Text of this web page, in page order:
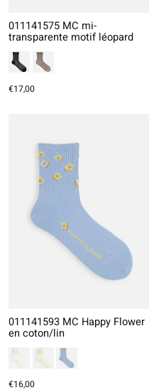
011141575 MC mi-
transparente motif léopard
€17,00
011141593 MC Happy Flower
en coton/lin
€16,00